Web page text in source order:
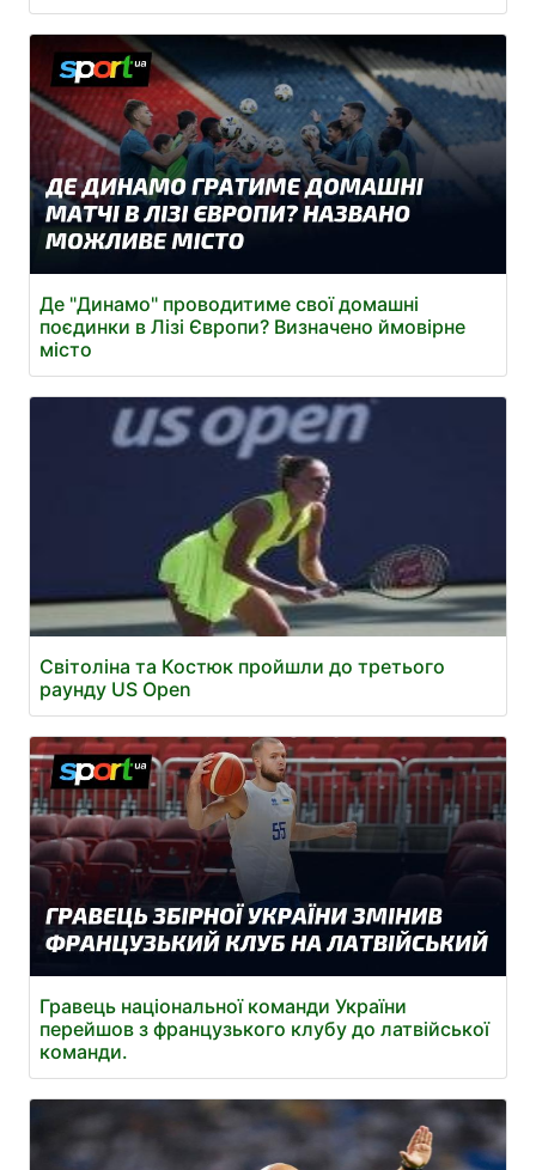
Де "Динамо" проводитиме свої домашні
поєдинки в Лізі Європи? Визначено ймовірне
місто
Світоліна та Костюк пройшли до третього
раунду US Open
Гравець національної команди України
перейшов з французького клубу до латвійської
команди.